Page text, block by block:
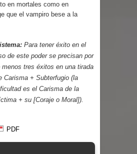
en mortales como en
que el vampiro bese a la
Para tener éxito en el
de este poder se precisan por
menos tres éxitos en una tirada
Carisma + Subterfugio (la
es el Carisma de la
+ su [Coraje o Moral]).
PDF